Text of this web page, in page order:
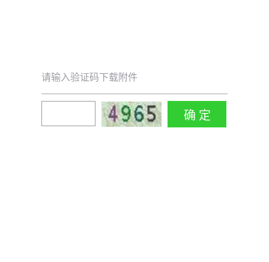
请输入验证码下载附件